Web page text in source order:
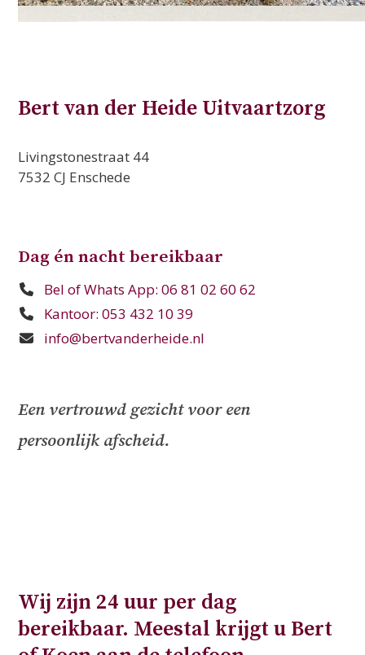
Bert van der Heide Uitvaartzorg
Livingstonestraat 44
7532 CJ Enschede
Dag én nacht bereikbaar
Bel of Whats App: 06 81 02 60 62
Kantoor: 053 432 10 39
info@bertvanderheide.nl
Een vertrouwd gezicht voor een
persoonlijk afscheid.
Wij zijn 24 uur per dag
bereikbaar. Meestal krijgt u Bert